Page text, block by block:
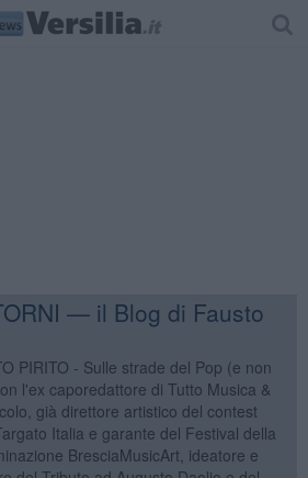
— il Blog di Fausto
PIRITO - Sulle strade del Pop (e non
l'ex caporedattore di Tutto Musica &
già direttore artistico del contest
Italia e garante del Festival della
BresciaMusicArt, ideatore e